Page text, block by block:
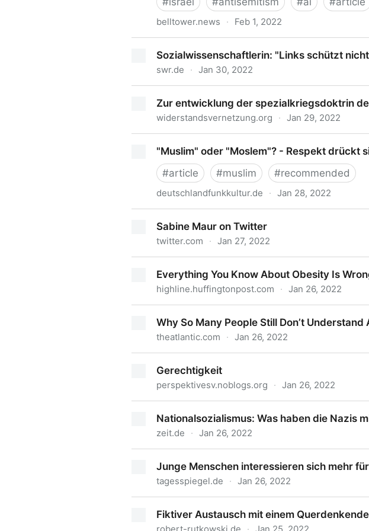
belltower.news · Feb 1, 2022
Sozialwissenschaftlerin: "Links schützt
swr.de · Jan 30, 2022
Zur entwicklung der spezialkriegsdoktrin
widerstandsvernetzung.org · Jan 29, 2022
"Muslim" oder "Moslem"? - Respekt drückt
#article #muslim #recommended
deutschlandfunkkultur.de · Jan 28, 2022
Sabine Maur on Twitter
twitter.com · Jan 27, 2022
Everything You Know About Obesity Is
highline.huffingtonpost.com · Jan 26, 2022
Why So Many People Still Don’t
theatlantic.com · Jan 26, 2022
Gerechtigkeit
perspektivesv.noblogs.org · Jan 26, 2022
Nationalsozialismus: Was haben die Nazis
zeit.de · Jan 26, 2022
Junge Menschen interessieren sich mehr
tagesspiegel.de · Jan 26, 2022
Fiktiver Austausch mit einem